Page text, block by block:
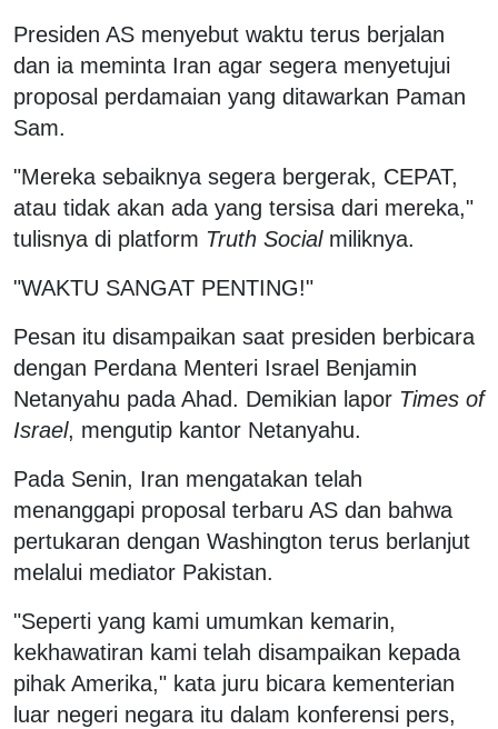
Presiden AS menyebut waktu terus berjalan
dan ia meminta Iran agar segera menyetujui
proposal perdamaian yang ditawarkan Paman
Sam.
"Mereka sebaiknya segera bergerak, CEPAT,
atau tidak akan ada yang tersisa dari mereka,"
tulisnya di platform Truth Socialmiliknya.
"WAKTU SANGAT PENTING!"
Pesan itu disampaikan saat presiden berbicara
dengan Perdana Menteri Israel Benjamin
Netanyahu pada Ahad. Demikian lapor Times of
Israel, mengutip kantor Netanyahu.
Pada Senin, Iran mengatakan telah
menanggapi proposal terbaru AS dan bahwa
pertukaran dengan Washington terus berlanjut
melalui mediator Pakistan.
"Seperti yang kami umumkan kemarin,
kekhawatiran kami telah disampaikan kepada
pihak Amerika," kata juru bicara kementerian
luar negeri negara itu dalam konferensi pers,